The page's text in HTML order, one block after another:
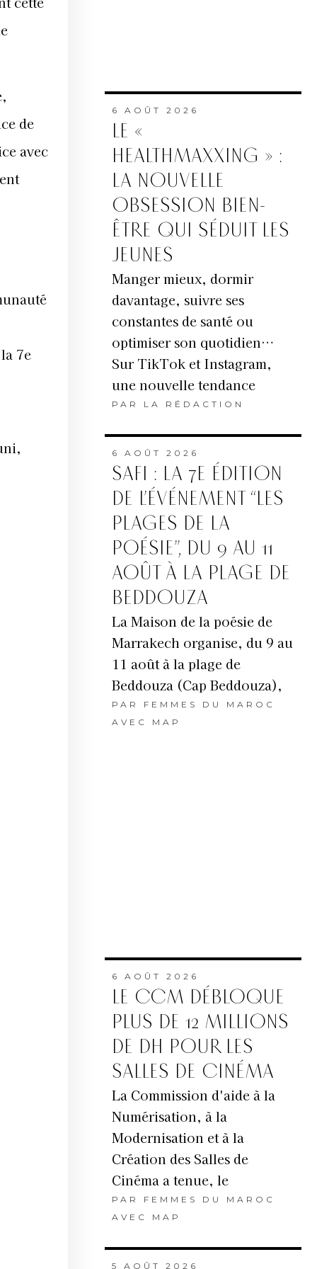
de
avec
7e
6 AOÛT 2026
LE «
HEALTHMAXXING » :
LA NOUVELLE
OBSESSION BIEN-
ÊTRE QUI SÉDUIT LES
JEUNES
Manger mieux, dormir
davantage, suivre ses
constantes de santé ou
optimiser son quotidien…
Sur TikTok et Instagram,
une nouvelle tendance
PAR LA RÉDACTION
6 AOÛT 2026
SAFI : LA 7E ÉDITION
DE L’ÉVÉNEMENT “LES
PLAGES DE LA
POÉSIE”, DU 9 AU 11
AOÛT À LA PLAGE DE
BEDDOUZA
La Maison de la poésie de
Marrakech organise, du 9 au
11 août à la plage de
Beddouza (Cap Beddouza),
PAR FEMMES DU MAROC
AVEC MAP
6 AOÛT 2026
LE CCM DÉBLOQUE
PLUS DE 12 MILLIONS
DE DH POUR LES
SALLES DE CINÉMA
La Commission d'aide à la
Numérisation, à la
Modernisation et à la
Création des Salles de
Cinéma a tenue, le
PAR FEMMES DU MAROC
AVEC MAP
5 AOÛT 2026